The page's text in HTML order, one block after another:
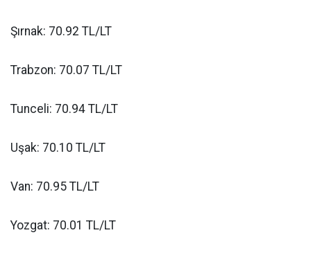
Şırnak: 70.92 TL/LT
Trabzon: 70.07 TL/LT
Tunceli: 70.94 TL/LT
Uşak: 70.10 TL/LT
Van: 70.95 TL/LT
Yozgat: 70.01 TL/LT